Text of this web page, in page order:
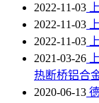
2022-11-03
2022-11-03
2022-11-03
2021-03-26
热断桥铝合
2020-06-13